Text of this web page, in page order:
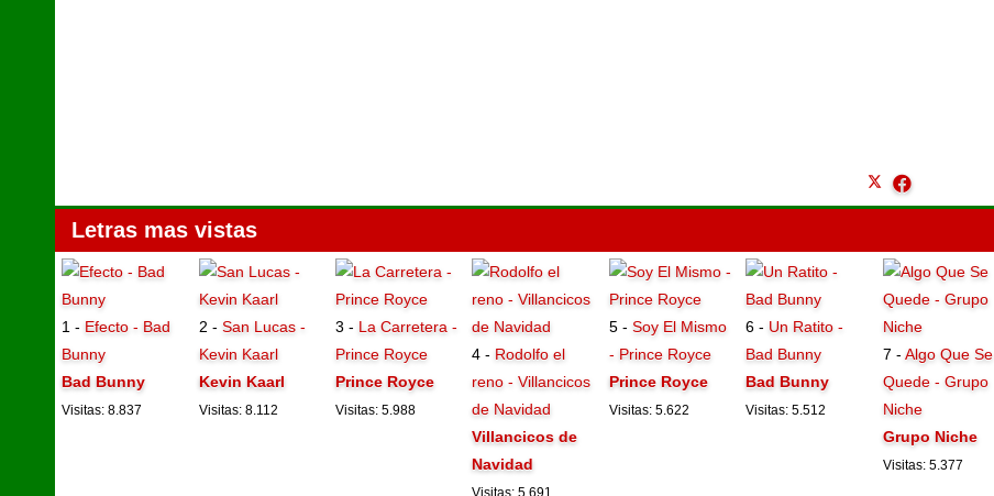
Letras mas vistas
1 - Efecto - Bad
Bunny
Bad Bunny
Visitas: 8.837
2 - San Lucas -
Kevin Kaarl
Kevin Kaarl
Visitas: 8.112
3 - La Carretera -
Prince Royce
Prince Royce
Visitas: 5.988
4 - Rodolfo el
reno - Villancicos
de Navidad
Villancicos de
Navidad
5 - Soy El Mismo
- Prince Royce
Prince Royce
Visitas: 5.622
6 - Un Ratito -
Bad Bunny
Bad Bunny
Visitas: 5.512
7 - Algo Que Se
Quede - Grupo
Niche
Grupo Niche
Visitas: 5.377